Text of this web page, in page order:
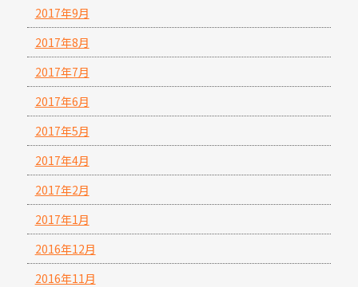
2017年9月
2017年8月
2017年7月
2017年6月
2017年5月
2017年4月
2017年2月
2017年1月
2016年12月
2016年11月